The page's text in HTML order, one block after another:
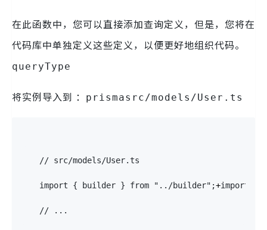
在此函数中，您可以直接添加查询定义，但是，您将在
代码库中单独定义这些定义，以便更好地组织代码。
queryType
将实例导入到 ： prismasrc/models/User.ts
// src/models/User.ts
import { builder } from "../builder" ;+import
// ...